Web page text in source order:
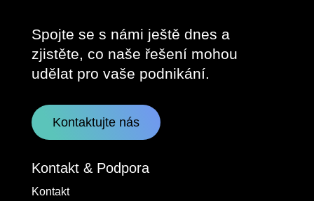
Spojte se s námi ještě dnes a
zjistěte, co naše řešení mohou
udělat pro vaše podnikání.
Kontaktujte nás
Kontakt & Podpora
Kontakt